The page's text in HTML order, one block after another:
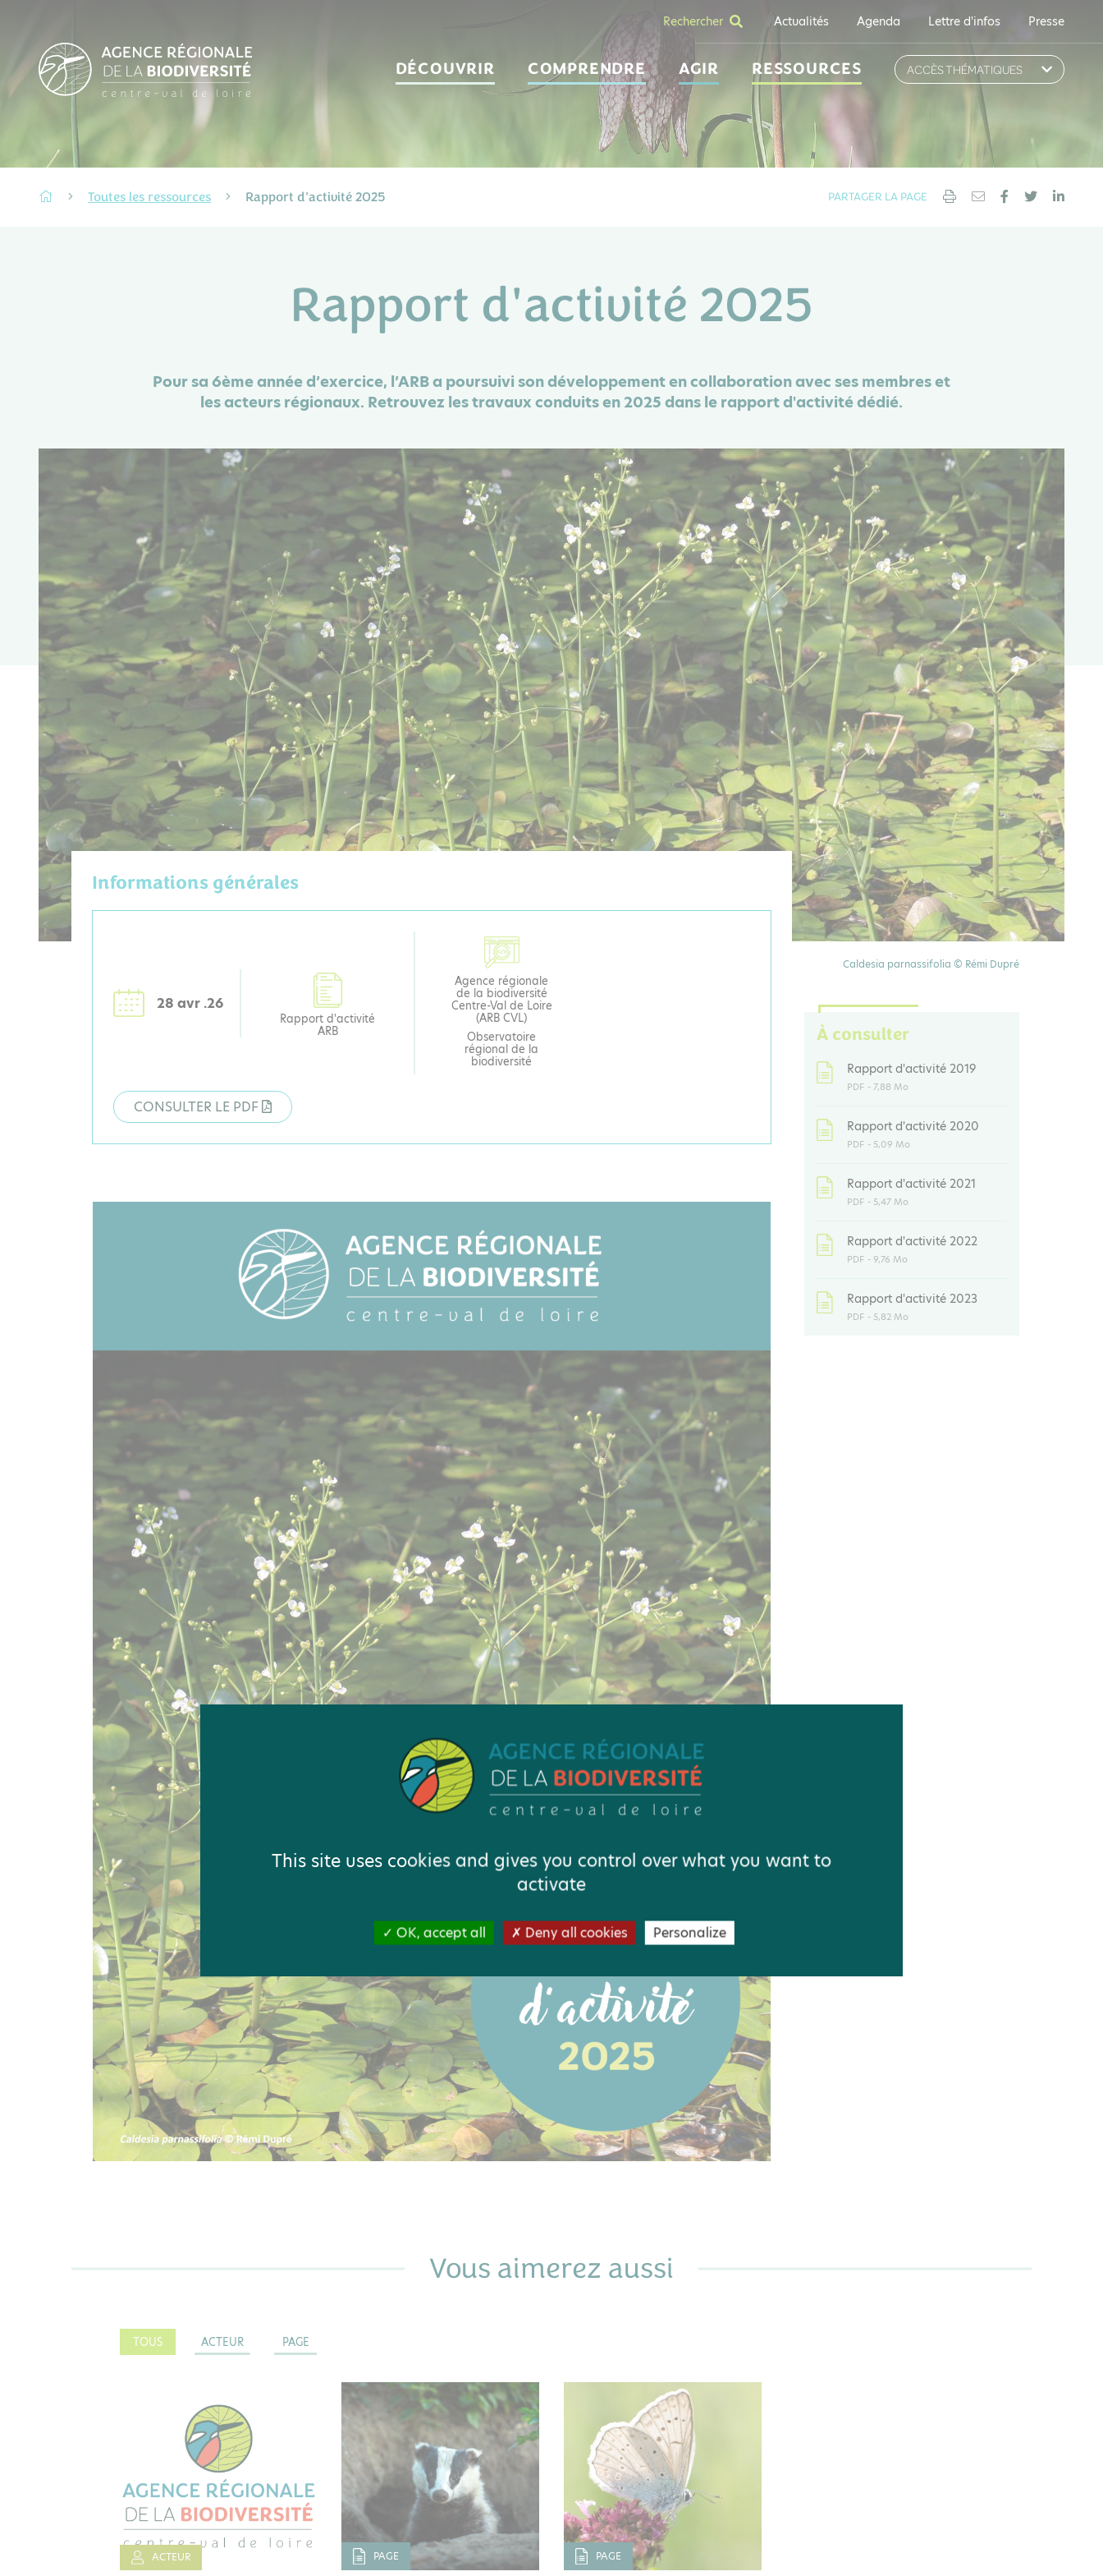
Rechercher Actualités Agenda Lettre d'infos Presse
DÉCOUVRIR COMPRENDRE AGIR RESSOURCES ACCÈS THÉMATIQUES
Toutes les ressources Rapport d'activité 2025 PARTAGER LA PAGE
Rapport d'activité 2025
Pour sa 6ème année d’exercice, l’ARB a poursuivi son développement en collaboration avec ses membres et
les acteurs régionaux. Retrouvez les travaux conduits en 2025 dans le rapport d'activité dédié.
Informations générales
28 avr .26
Rapport d'activité
ARB
Agence régionale
de la biodiversité
Centre-Val de Loire
(ARB CVL)
Observatoire
régional de la
biodiversité
CONSULTER LE PDF
Caldesia parnassifolia © Rémi Dupré
À consulter
Rapport d'activité 2019
PDF - 7,88 Mo
Rapport d'activité 2020
PDF - 5,09 Mo
Rapport d'activité 2021
PDF - 5,47 Mo
Rapport d'activité 2022
PDF - 9,76 Mo
Rapport d'activité 2023
PDF - 5,82 Mo
Vous aimerez aussi
TOUS ACTEUR PAGE
ACTEUR PAGE PAGE
This site uses cookies and gives you control over what you want to
activate
OK, accept all Deny all cookies Personalize